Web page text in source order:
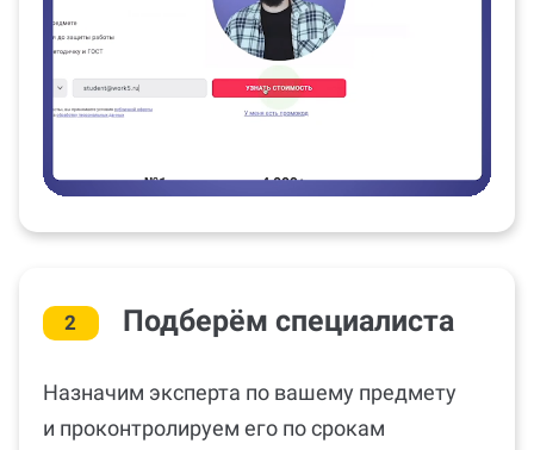
2 Подберём специалиста
Назначим эксперта по вашему предмету
и проконтролируем его по срокам